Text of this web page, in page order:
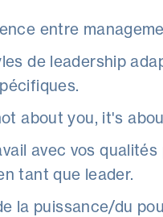
entre
de leadership
about you, it's
avec vos
tant que leader.
la puissance/du